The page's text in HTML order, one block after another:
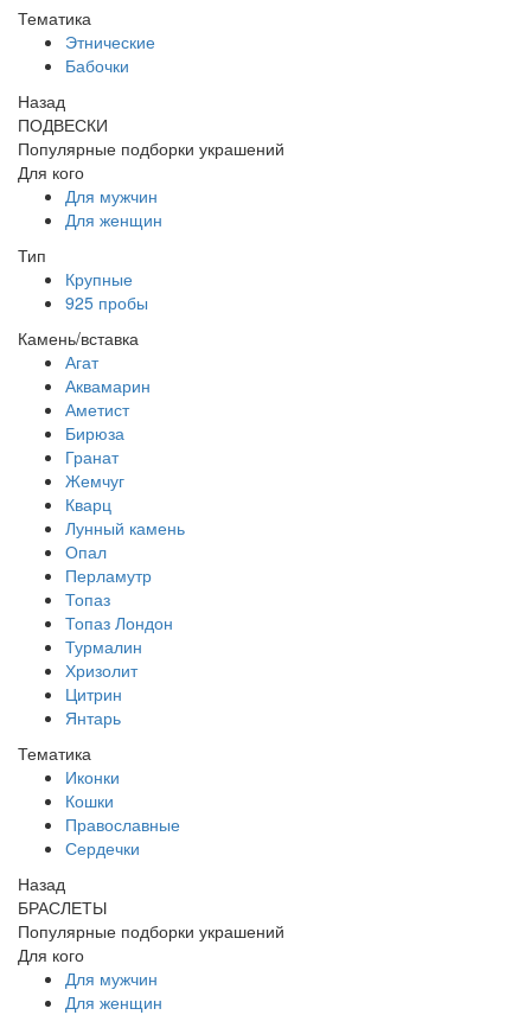
Тематика
Этнические
Бабочки
Назад
ПОДВЕСКИ
Популярные подборки украшений
Для кого
Для мужчин
Для женщин
Тип
Крупные
925 пробы
Камень/вставка
Агат
Аквамарин
Аметист
Бирюза
Гранат
Жемчуг
Кварц
Лунный камень
Опал
Перламутр
Топаз
Топаз Лондон
Турмалин
Хризолит
Цитрин
Янтарь
Тематика
Иконки
Кошки
Православные
Сердечки
Назад
БРАСЛЕТЫ
Популярные подборки украшений
Для кого
Для мужчин
Для женщин